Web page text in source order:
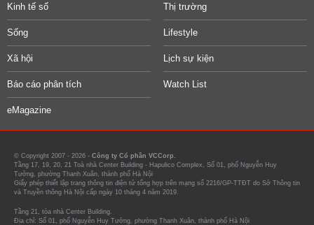
Kinh tế số Thị trường
Sống Lifestyle
Xã hội Lịch sự kiện
Báo cáo phân tích Watch List
eMagazine
© Copyright 2007 - 2026 - Công ty Cổ phần VCCorp.
Tầng 17, 19, 20, 21 Toà nhà Center Building - Hapulico Complex, Số 01, phố Nguyễn Huy
Tưởng, phường Thanh Xuân, thành phố Hà Nội
Giấy phép thiết lập trang thông tin điện tử tổng hợp trên mạng số 2216/GP-TTĐT do Sở Thông tin
và Truyền thông Hà Nội cấp ngày 10 tháng 4 năm 2019.
Tầng 21, tòa nhà Center Building.
Địa chỉ: Số 01, phố Nguyễn Huy Tưởng, phường Thanh Xuân, thành phố Hà Nội